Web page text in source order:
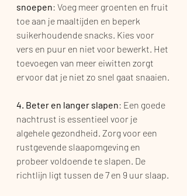
snoepen: Voeg meer groenten en fruit
toe aan je maaltijden en beperk
suikerhoudende snacks. Kies voor
vers en puur en niet voor bewerkt. Het
toevoegen van meer eiwitten zorgt
ervoor dat je niet zo snel gaat snaaien.
4. Beter en langer slapen: Een goede
nachtrust is essentieel voor je
algehele gezondheid. Zorg voor een
rustgevende slaapomgeving en
probeer voldoende te slapen. De
richtlijn ligt tussen de 7 en 9 uur slaap.